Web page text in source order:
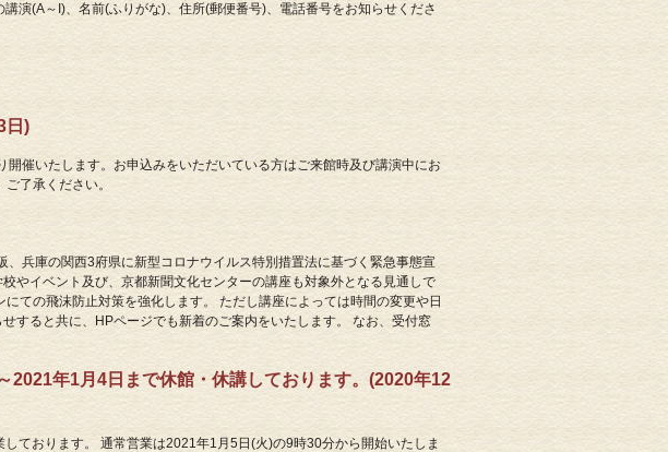
演(A～I)、名前(ふりがな)、住所(郵便番号)、電話番号をお知らせくださ
日)
催いたします。お申込みをいただいている方はご来館時及び講演中にお
了承ください。
兵庫の関西3府県に新型コロナウイルス特別措置法に基づく緊急事態宣
やイベント及び、京都新聞文化センターの講座も対象外となる見通しで
ての飛沫防止対策を強化します。 ただし講座によっては時間の変更や日
すると共に、HPページでも新着のご案内をいたします。 なお、受付窓
年1月4日まで休館・休講しております。(2020年12
ております。 通常営業は2021年1月5日(火)の9時30分から開始いたしま